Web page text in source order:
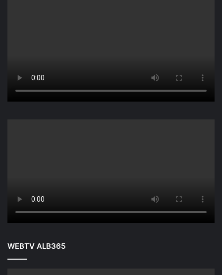
WEBTV ALB365